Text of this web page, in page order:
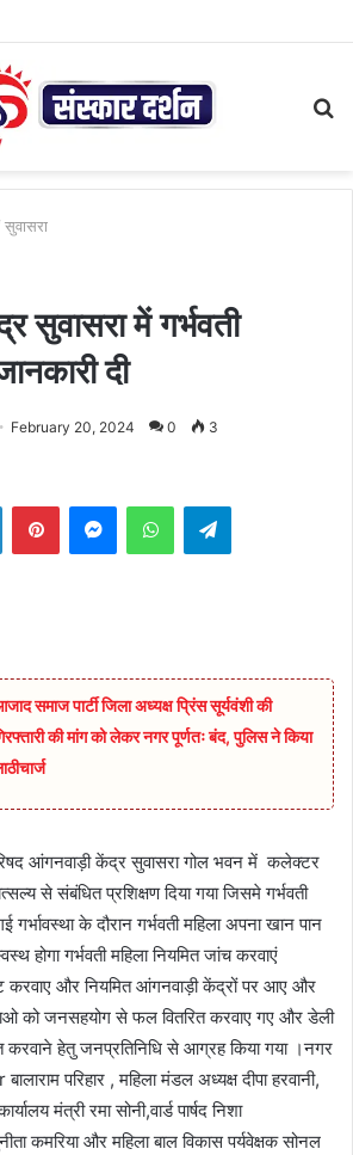
सुवासरा
सुवासरा में गर्भवती
दी
February 20, 2024 0 3
LinkedInPinterestMessengerWhatsAppTelegram
समाज पार्टी जिला अध्यक्ष प्रिंस सूर्यवंशी की
की मांग को लेकर नगर पूर्णतः बंद, पुलिस ने किया
आंगनवाड़ी केंद्र सुवासरा गोल भवन में कलेक्टर
से संबंधित प्रशिक्षण दिया गया जिसमे गर्भवती
गर्भावस्था के दौरान गर्भवती महिला अपना खान पान
होगा गर्भवती महिला नियमित जांच करवाएं
करवाए और नियमित आंगनवाड़ी केंद्रों पर आए और
को जनसहयोग से फल वितरित करवाए गए और डेली
हेतु जनप्रतिनिधि से आग्रह किया गया ।नगर
परिहार , महिला मंडल अध्यक्ष दीपा हरवानी,
मंत्री रमा सोनी,वार्ड पार्षद निशा
कमरिया और महिला बाल विकास पर्यवेक्षक सोनल